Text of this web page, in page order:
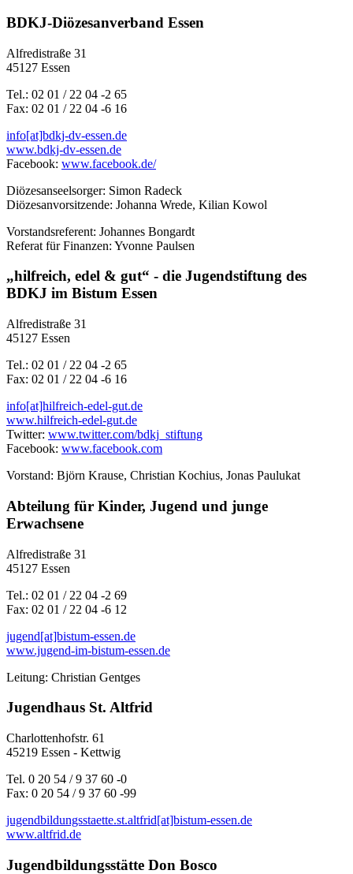
BDKJ-Diözesanverband Essen
Alfredistraße 31
45127 Essen
Tel.: 02 01 / 22 04 -2 65
Fax: 02 01 / 22 04 -6 16
info[at]bdkj-dv-essen.de
www.bdkj-dv-essen.de
Facebook: www.facebook.de/
Diözesanseelsorger: Simon Radeck
Diözesanvorsitzende: Johanna Wrede, Kilian Kowol
Vorstandsreferent: Johannes Bongardt
Referat für Finanzen: Yvonne Paulsen
„hilfreich, edel & gut“ - die Jugendstiftung des
BDKJ im Bistum Essen
Alfredistraße 31
45127 Essen
Tel.: 02 01 / 22 04 -2 65
Fax: 02 01 / 22 04 -6 16
info[at]hilfreich-edel-gut.de
www.hilfreich-edel-gut.de
Twitter: www.twitter.com/bdkj_stiftung
Facebook: www.facebook.com
Vorstand: Björn Krause, Christian Kochius, Jonas Paulukat
Abteilung für Kinder, Jugend und junge
Erwachsene
Alfredistraße 31
45127 Essen
Tel.: 02 01 / 22 04 -2 69
Fax: 02 01 / 22 04 -6 12
jugend[at]bistum-essen.de
www.jugend-im-bistum-essen.de
Leitung: Christian Gentges
Jugendhaus St. Altfrid
Charlottenhofstr. 61
45219 Essen - Kettwig
Tel. 0 20 54 / 9 37 60 -0
Fax: 0 20 54 / 9 37 60 -99
jugendbildungsstaette.st.altfrid[at]bistum-essen.de
www.altfrid.de
Jugendbildungsstätte Don Bosco